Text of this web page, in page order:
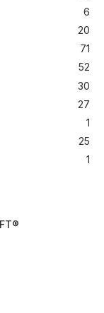
6
20
71
52
30
27
1
25
1